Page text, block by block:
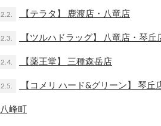
2.2. 【テラタ】 鹿渡店・八竜店
2.3. 【ツルハドラッグ】 八竜店・琴丘
2.4. 【薬王堂】 三種森岳店
2.5. 【コメリ ハード&グリーン】 琴丘
八峰町